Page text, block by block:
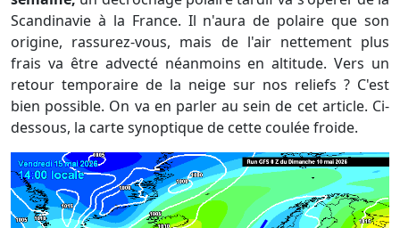
Scandinavie à la France. Il n'aura de polaire que son
origine, rassurez-vous, mais de l'air nettement plus
frais va être advecté néanmoins en altitude. Vers un
retour temporaire de la neige sur nos reliefs ? C'est
bien possible. On va en parler au sein de cet article. Ci-
dessous, la carte synoptique de cette coulée froide.